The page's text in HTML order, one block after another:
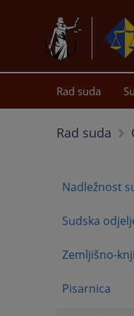
Rad suda
Rad suda
Nadležnost
Sudska
Zemljišno-
Pisarnica